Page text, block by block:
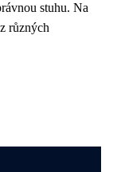
stuhu. Na
různých